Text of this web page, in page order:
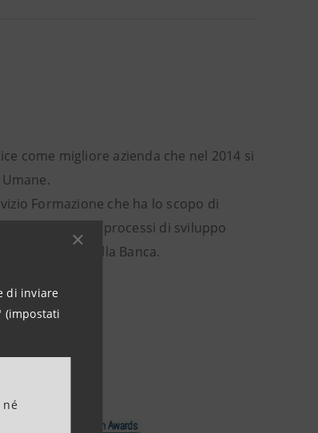
di inviare
(impostati
né
come migliore azienda che nel 2014 si
Formazione che ha lo scopo di
percorsi e sui processi di sviluppo
esistenti nella Banca.